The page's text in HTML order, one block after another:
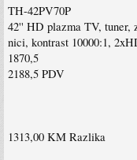
TH-42PV70P
42'' HD plazma TV, tuner,
nici, kontrast 10000:1,
1870,5
2188,5 PDV
1313,00 KM Razlika